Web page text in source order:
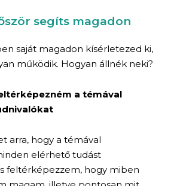
segíts magadon
saját magadon kísérletezed ki,
működik. Hogyan állnék neki?
a témával
arra, hogy a témával
elérhető tudást
feltérképezzem, hogy miben